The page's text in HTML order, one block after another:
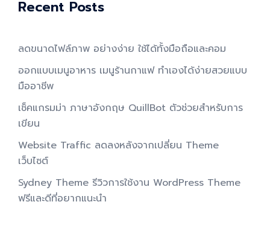
Recent Posts
ลดขนาดไฟล์ภาพ อย่างง่าย ใช้ได้ทั้งมือถือและคอม
ออกแบบเมนูอาหาร เมนูร้านกาแฟ ทำเองได้ง่ายสวยแบบ
มืออาชีพ
เช็คแกรมม่า ภาษาอังกฤษ QuillBot ตัวช่วยสำหรับการ
เขียน
Website Traffic ลดลงหลังจากเปลี่ยน Theme
เว็บไซต์
Sydney Theme รีวิวการใช้งาน WordPress Theme
ฟรีและดีที่อยากแนะนำ